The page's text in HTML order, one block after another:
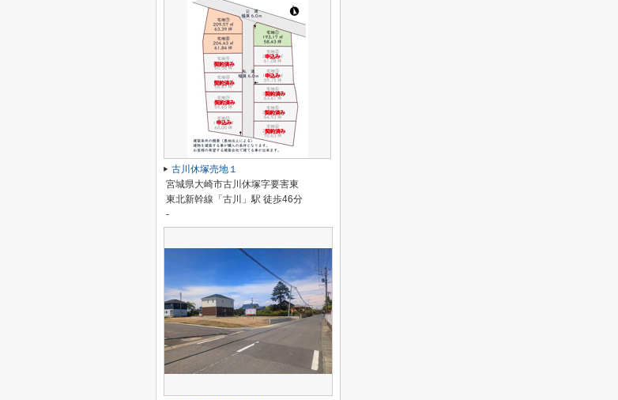
古川休塚売地１
宮城県大崎市古川休塚字要害東
東北新幹線「古川」駅 徒歩46分
-